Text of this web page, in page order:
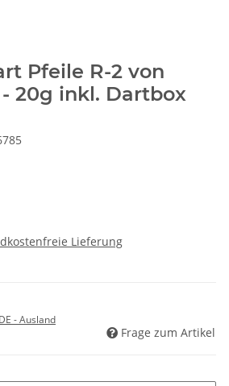
Pfeile R-2 von
20g inkl. Dartbox
Lieferung
- Ausland
Frage zum Artikel